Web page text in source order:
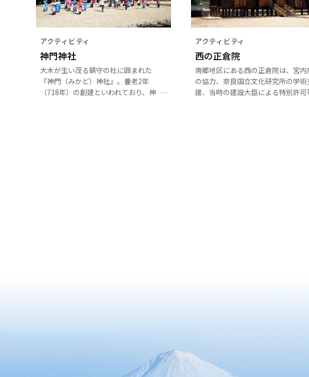
アクティビティ
神門神社
大木が生い茂る鎮守の杜に囲まれた
『神門（みかど）神社』。養老2年
（718年）の創建といわれており、神
アクティビティ
西の正倉院
南郷地区にある西の正倉院は、宮内
の協力、奈良国立文化研究所の学術
援、当時の建設大臣による特別許可